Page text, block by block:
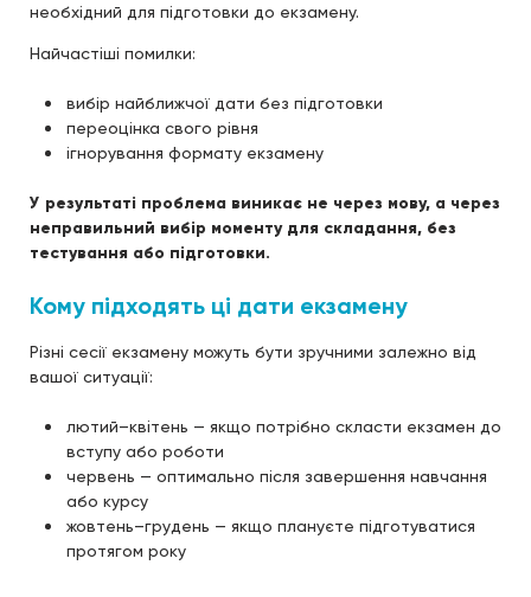
необхідний для підготовки до екзамену.
Найчастіші помилки:
вибір найближчої дати без підготовки
переоцінка свого рівня
ігнорування формату екзамену
У результаті проблема виникає не через мову, а через
неправильний вибір моменту для складання, без
тестування або підготовки.
Кому підходять ці дати екзамену
Різні сесії екзамену можуть бути зручними залежно від
вашої ситуації:
лютий–квітень — якщо потрібно скласти екзамен до
вступу або роботи
червень — оптимально після завершення навчання
або курсу
жовтень–грудень — якщо плануєте підготуватися
протягом року